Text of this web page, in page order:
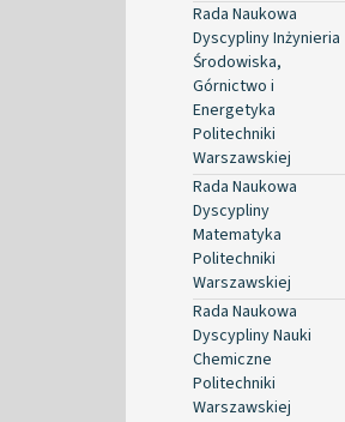
Rada Naukowa
Dyscypliny Inżynieria
Środowiska,
Górnictwo i
Energetyka
Politechniki
Warszawskiej
Rada Naukowa
Dyscypliny
Matematyka
Politechniki
Warszawskiej
Rada Naukowa
Dyscypliny Nauki
Chemiczne
Politechniki
Warszawskiej